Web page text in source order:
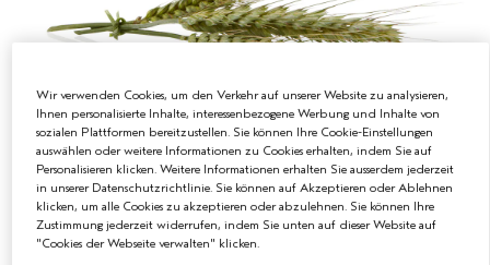
EMPFINDLICHE KOPFHAUT
PURE ABUNDANCE
ALLE KOLLEKTIONEN
Wo es herkommt: Weizen
Was es ist: Natürlich gewonnen
Wir verwenden Cookies, um den Verkehr auf unserer Website zu analysieren,
Ihnen personalisierte Inhalte, interessenbezogene Werbung und Inhalte von
sozialen Plattformen bereitzustellen. Sie können Ihre Cookie-Einstellungen
auswählen oder weitere Informationen zu Cookies erhalten, indem Sie auf
Personalisieren klicken. Weitere Informationen erhalten Sie ausserdem jederzeit
in unserer Datenschutzrichtlinie. Sie können auf Akzeptieren oder Ablehnen
klicken, um alle Cookies zu akzeptieren oder abzulehnen. Sie können Ihre
Zustimmung jederzeit widerrufen, indem Sie unten auf dieser Website auf
"Cookies der Webseite verwalten" klicken.